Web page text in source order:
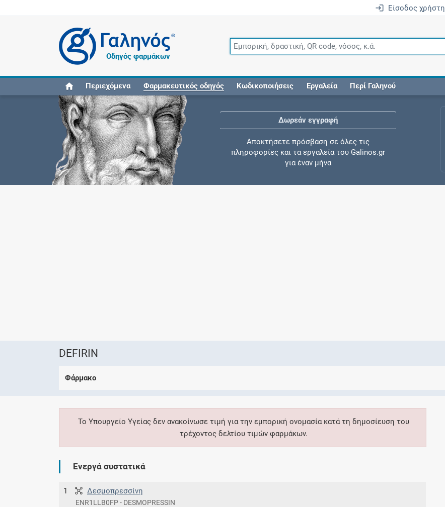
Είσοδος χρήστη
®
Οδηγός φαρμάκων
Περιεχόμενα Φαρμακευτικός οδηγός Κωδικοποιήσεις Εργαλεία Περί Γαληνού
Δωρεάν εγγραφή
Αποκτήσετε πρόσβαση σε όλες τις
πληροφορίες και τα εργαλεία του Galinos.gr
για έναν μήνα
ενός φαρμάκου κατά τη διάρκεια της
εγκυμοσύνης ή του θηλασμού
DEFIRIN
Φάρμακο
Το Υπουργείο Υγείας δεν ανακοίνωσε τιμή για την εμπορική ονομασία κατά τη δημοσίευση του
τρέχοντος δελτίου τιμών φαρμάκων.
Ενεργά συστατικά
1 Δεσμοπρεσσίνη
ENR1LLB0FP - DESMOPRESSIN